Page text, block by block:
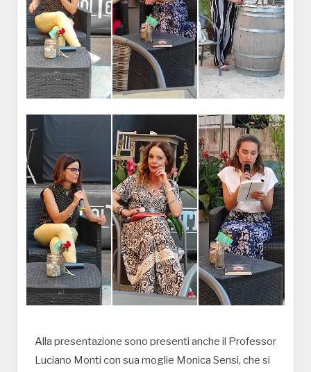
Alla presentazione sono presenti anche il Professor
Luciano Monti con sua moglie Monica Sensi, che si